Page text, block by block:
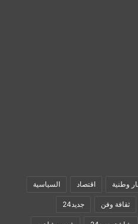
وطنية اقتصاد السياسية
ثقافة وفن جديد24